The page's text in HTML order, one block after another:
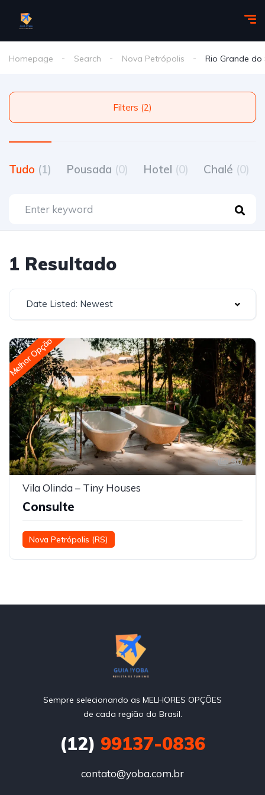
Homepage Search Nova Petrópolis Rio Grande do
Filters (2)
Tudo (1) Pousada (0) Hotel (0) Chalé (0)
1 Resultado
Date Listed: Newest
Melhor Opção
90
Vila Olinda – Tiny Houses
Consulte
Nova Petrópolis (RS)
Sempre selecionando as MELHORES OPÇÕES
de cada região do Brasil.
(12) 99137-0836
contato@yoba.com.br